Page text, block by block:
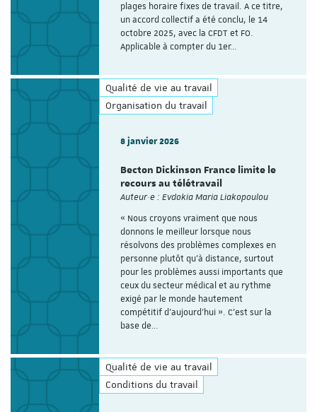
plages horaire fixes de travail. A ce titre,
un accord collectif a été conclu, le 14
octobre 2025, avec la CFDT et FO.
Applicable à compter du 1er…
Qualité de vie au travail
Organisation du travail
8 janvier 2026
Becton Dickinson France limite le
recours au télétravail
Auteur·e : Evdokia Maria Liakopoulou
« Nous croyons vraiment que nous
donnons le meilleur lorsque nous
résolvons des problèmes complexes en
personne plutôt qu’à distance, surtout
pour les problèmes aussi importants que
ceux du secteur médical et au rythme
exigé par le monde hautement
compétitif d’aujourd’hui ». C’est sur la
base de…
Qualité de vie au travail
Conditions du travail